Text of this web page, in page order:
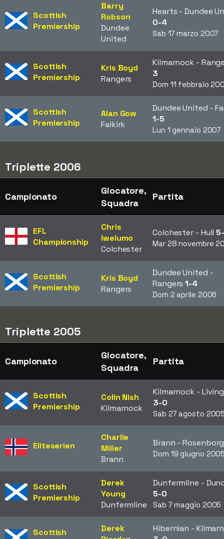
Scottish
Premiership
Barry
Robson
Dundee
United
Hearts - Dundee
0-4
Sab 17 marzo 2007
Scottish
Premiership
Kris Boyd
Rangers
Kilmarnock -
3
Dom 11 febbraio
Scottish
Premiership
Alan Gow
Falkirk
Dundee United -
1-5
Lun 1 gennaio 2007
Triplette 2006
Campionato
Giocatore,
Squadra
Partita
EFL
Championship
Chris
Iwelumo
Colchester
Colchester - Hull
Mar 28 novembre
Scottish
Premiership
Kris Boyd
Rangers
Dundee United -
Rangers1-4
Dom 2 aprile 2006
Triplette 2005
Campionato
Giocatore,
Squadra
Partita
Scottish
Premiership
Colin Nish
Kilmarnock
Kilmarnock -
3-0
Sab 27 agosto
Eliteserien
Charlie
Miller
Brann
Brann -
Dom 19 giugno
Scottish
Premiership
Derek
Young
Dunfermline
Dunfermline -
5-0
Sab 7 maggio 2005
Scottish
Derek
Hibernian -